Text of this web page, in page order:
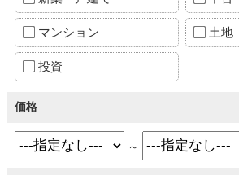
マンション 土地
投資
価格
～